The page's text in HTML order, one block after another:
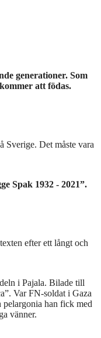
generationer. Som
att födas.
Sverige. Det måste vara
Spak 1932 - 2021”.
efter ett långt och
i Pajala. Bilade till
Var FN-soldat i Gaza
han fick med
vänner.